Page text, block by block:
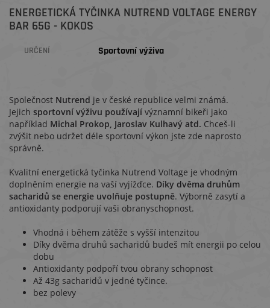
ENERGETICKÁ TYČINKA NUTREND VOLTAGE ENERGY
BAR 65G - KOKOS
URČENÍ Sportovní výživa
Společnost Nutrend je v české republice velmi známá.
Jejich sportovní výživu používají významní bikeři jako
například Michal Prokop, Jaroslav Kulhavý atd. Chceš-li
zvýšit nebo udržet déle sportovní výkon jste zde naprosto
správně.
Kvalitní energetická tyčinka Nutrend Voltage je vhodným
doplněním energie na vaší vyjížďce. Díky dvěma druhům
sacharidů se energie uvolňuje postupně. Výborně zasytí a
antioxidanty podporují vaši obranyschopnost.
Vhodná i během zátěže s vyšší intenzitou
Díky dvěma druhů sacharidů budeš mít energii po celou
dobu
Antioxidanty podpoří tvou obrany schopnost
Až 43g sacharidů v jedné tyčince.
bez polevy